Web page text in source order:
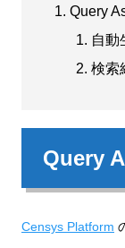
Query
自動
検索
Query
Censys Platform